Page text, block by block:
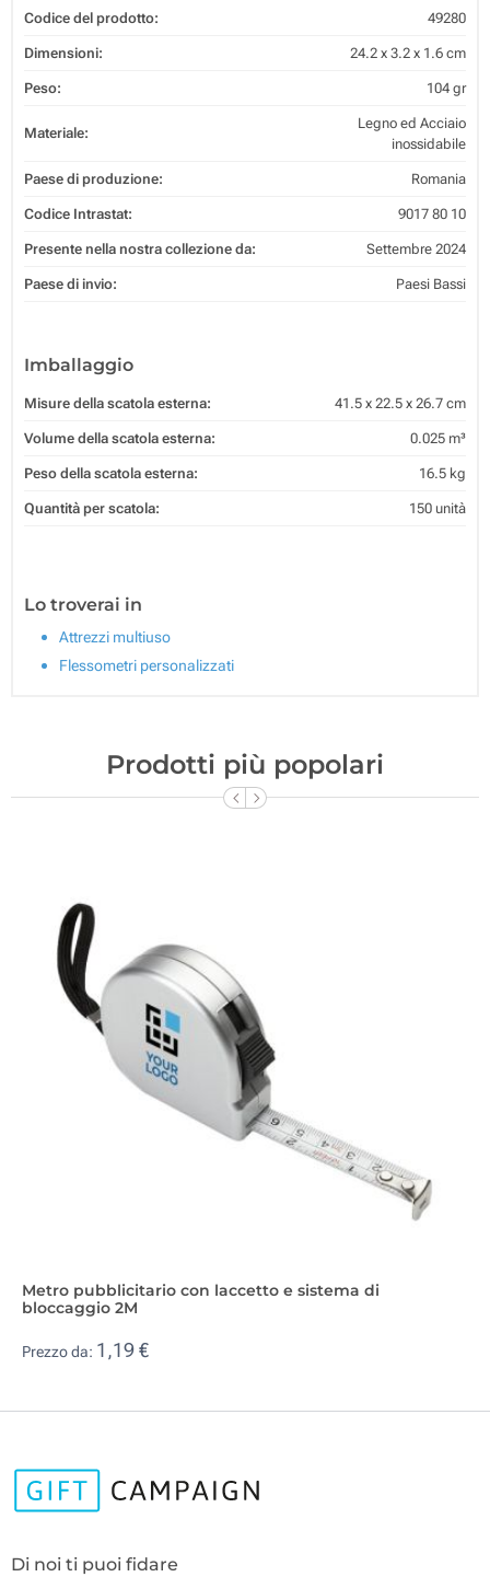
Codice del prodotto: 49280
Dimensioni: 24.2 x 3.2 x 1.6 cm
Peso: 104 gr
Materiale:
Legno ed Acciaio
inossidabile
Paese di produzione: Romania
Codice Intrastat: 9017 80 10
Presente nella nostra collezione da: Settembre 2024
Paese di invio: Paesi Bassi
Imballaggio
Misure della scatola esterna: 41.5 x 22.5 x 26.7 cm
Volume della scatola esterna: 0.025 m³
Peso della scatola esterna: 16.5 kg
Quantità per scatola: 150 unità
Lo troverai in
Attrezzi multiuso
Flessometri personalizzati
Prodotti più popolari
Metro pubblicitario con laccetto e sistema di
bloccaggio 2M
Prezzo da: 1,19 €
Di noi ti puoi fidare